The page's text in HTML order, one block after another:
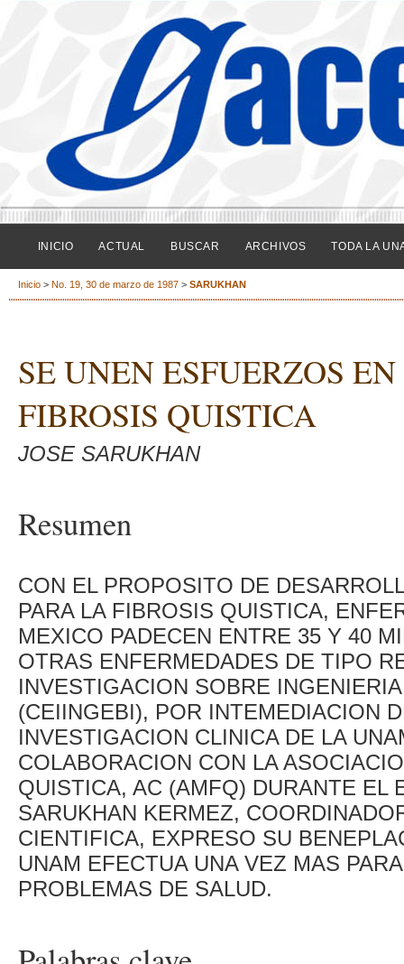
INICIO ACTUAL BUSCAR ARCHIVOS TODA LA
Inicio > No. 19, 30 de marzo de 1987 > SARUKHAN
SE UNEN ESFUERZOS
FIBROSIS QUISTICA
JOSE SARUKHAN
Resumen
CON EL PROPOSITO DE
PARA LA FIBROSIS QUISTICA,
MEXICO PADECEN ENTRE 35 Y 40
OTRAS ENFERMEDADES DE TIPO
INVESTIGACION SOBRE
(CEIINGEBI), POR INTEMEDIACION
INVESTIGACION CLINICA DE LA
COLABORACION CON LA
QUISTICA, AC (AMFQ) DURANTE EL
SARUKHAN KERMEZ,
CIENTIFICA, EXPRESO SU
UNAM EFECTUA UNA VEZ MAS
PROBLEMAS DE SALUD.